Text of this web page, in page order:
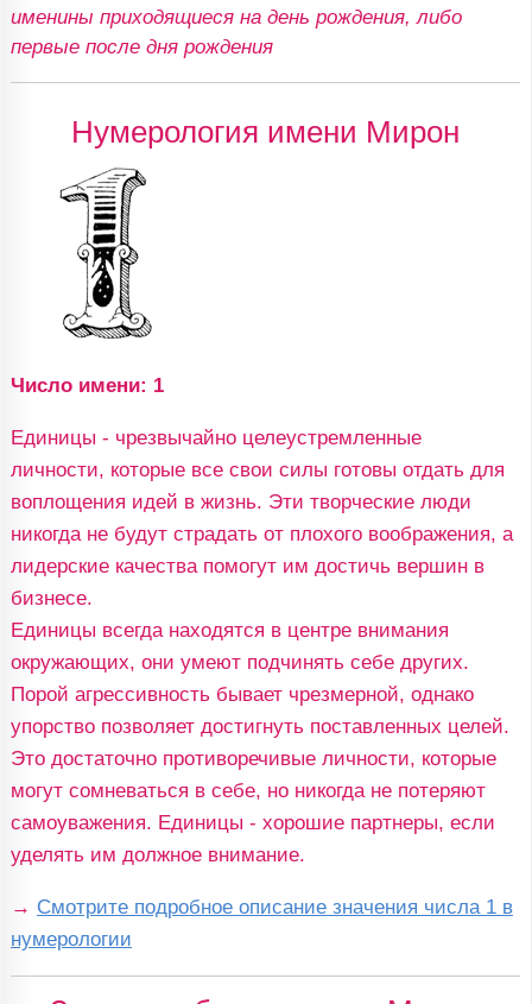
именины приходящиеся на день рождения, либо
первые после дня рождения
Нумерология имени Мирон
Число имени: 1
Единицы - чрезвычайно целеустремленные
личности, которые все свои силы готовы отдать для
воплощения идей в жизнь. Эти творческие люди
никогда не будут страдать от плохого воображения, а
лидерские качества помогут им достичь вершин в
бизнесе.
Единицы всегда находятся в центре внимания
окружающих, они умеют подчинять себе других.
Порой агрессивность бывает чрезмерной, однако
упорство позволяет достигнуть поставленных целей.
Это достаточно противоречивые личности, которые
могут сомневаться в себе, но никогда не потеряют
самоуважения. Единицы - хорошие партнеры, если
уделять им должное внимание.
→ Смотрите подробное описание значения числа 1 в
нумерологии